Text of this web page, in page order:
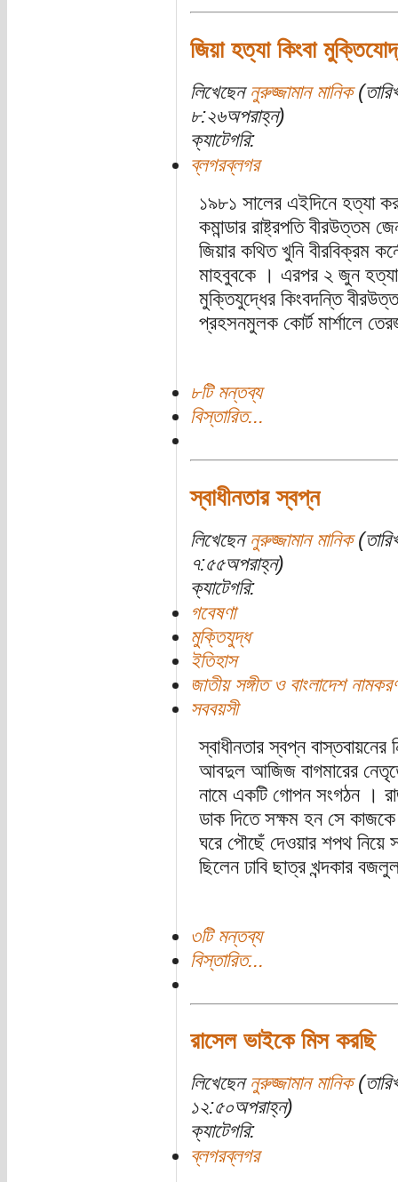
জিয়া হত্যা কিংবা
লিখেছেন নুরুজ্জামান মানিক
৮:২৬অপরাহ্ন)
ক্যাটেগরি:
ব্লগরব্লগর
১৯৮১ সালের এইদিনে হত্যা
কমান্ডার রাষ্ট্রপতি
জিয়ার কথিত খুনি বীরবিক্রম
মাহবুবকে । এরপর ২ জুন হত্যা
মুক্তিযুদ্ধের কিংবদন্তি
প্রহসনমুলক কোর্ট মার্শালে
৮টি মন্তব্য
বিস্তারিত...
স্বাধীনতার স্বপ্ন
লিখেছেন নুরুজ্জামান মানিক
৭:৫৫অপরাহ্ন)
ক্যাটেগরি:
গবেষণা
মুক্তিযুদ্ধ
ইতিহাস
জাতীয় সঙ্গীত ও বাংলাদেশ
সববয়সী
স্বাধীনতার স্বপ্ন
আবদুল আজিজ বাগমারের
নামে একটি গোপন সংগঠন ।
ডাক দিতে সক্ষম হন সে কাজকে
ঘরে পৌছেঁ দেওয়ার শপথ নিয়ে
ছিলেন ঢাবি ছাত্র খন্দকার
৩টি মন্তব্য
বিস্তারিত...
রাসেল ভাইকে মিস করছি
লিখেছেন নুরুজ্জামান মানিক
১২:৫০অপরাহ্ন)
ক্যাটেগরি:
ব্লগরব্লগর